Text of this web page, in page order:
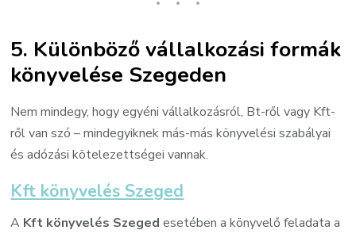
5. Különböző vállalkozási formák
könyvelése Szegeden
Nem mindegy, hogy egyéni vállalkozásról, Bt-ről vagy Kft-
ről van szó – mindegyiknek más-más könyvelési szabályai
és adózási kötelezettségei vannak.
Kft könyvelés Szeged
A Kft könyvelés Szeged esetében a könyvelő feladata a